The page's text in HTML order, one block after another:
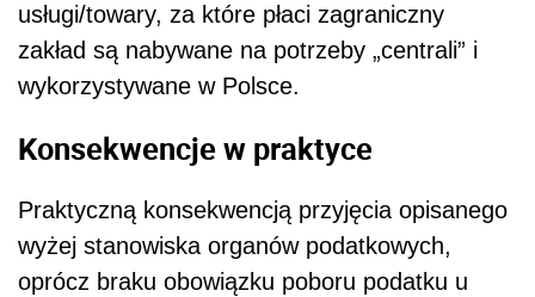
usługi/towary, za które płaci zagraniczny
zakład są nabywane na potrzeby „centrali” i
wykorzystywane w Polsce.
Konsekwencje w praktyce
Praktyczną konsekwencją przyjęcia opisanego
wyżej stanowiska organów podatkowych,
oprócz braku obowiązku poboru podatku u